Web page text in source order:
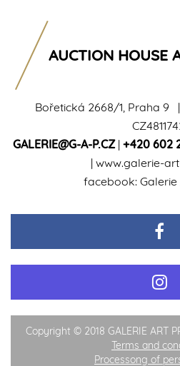
Bořetická 2668/1, Praha 9
GALERIE@G-A-P.CZ| +420 602
| www.galerie-
facebook: Galerie
AUCTION HOUSE
Copyright © 2018 GALERIE ART
Terms and
Processong of